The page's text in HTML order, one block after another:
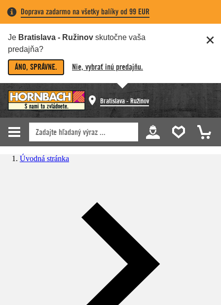
Doprava zadarmo na všetky balíky od 99 EUR
Je Bratislava - Ružinov skutočne vaša
predajňa?
ÁNO, SPRÁVNE. Nie, vybrať inú predajňu.
Bratislava - Ružinov
Úvodná stránka